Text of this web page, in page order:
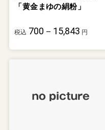
「黄金まゆの絹粉」
税込 700－15,843 円